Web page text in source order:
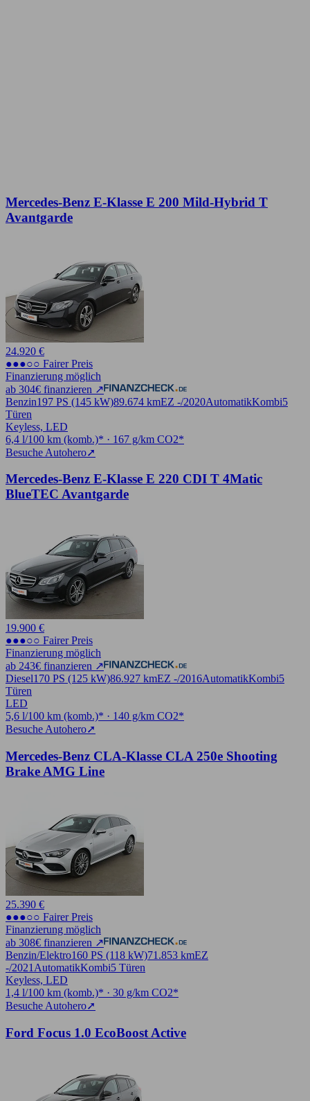
Mercedes-Benz E-Klasse E 200 Mild-Hybrid T
Avantgarde
24.920 €
●●●○○ Fairer Preis
Finanzierung möglich
ab 304€ finanzieren ↗
Benzin197 PS (145 kW)89.674 kmEZ -/2020AutomatikKombi5
Türen
Keyless, LED
6,4 l/100 km (komb.)* · 167 g/km CO2*
Besuche Autohero➚
Mercedes-Benz E-Klasse E 220 CDI T 4Matic
BlueTEC Avantgarde
19.900 €
●●●○○ Fairer Preis
Finanzierung möglich
ab 243€ finanzieren ↗
Diesel170 PS (125 kW)86.927 kmEZ -/2016AutomatikKombi5
Türen
LED
5,6 l/100 km (komb.)* · 140 g/km CO2*
Besuche Autohero➚
Mercedes-Benz CLA-Klasse CLA 250e Shooting
Brake AMG Line
25.390 €
●●●○○ Fairer Preis
Finanzierung möglich
ab 308€ finanzieren ↗
Benzin/Elektro160 PS (118 kW)71.853 kmEZ
-/2021 AutomatikKombi5 Türen
Keyless, LED
1,4 l/100 km (komb.)* · 30 g/km CO2*
Besuche Autohero➚
Ford Focus 1.0 EcoBoost Active